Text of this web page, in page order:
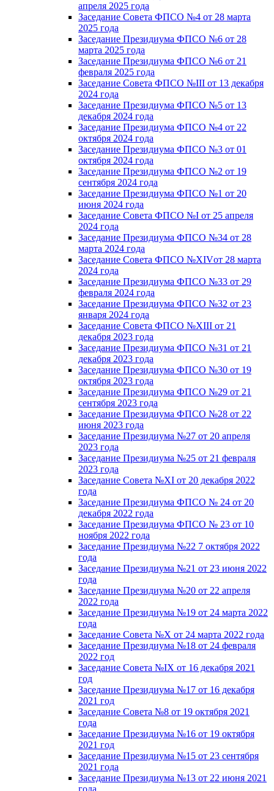
апреля 2025 года
Заседание Совета ФПСО №4 от 28 марта
2025 года
Заседание Президиума ФПСО №6 от 28
марта 2025 года
Заседание Президиума ФПСО №6 от 21
февраля 2025 года
Заседание Совета ФПСО №III от 13 декабря
2024 года
Заседание Президиума ФПСО №5 от 13
декабря 2024 года
Заседание Президиума ФПСО №4 от 22
октября 2024 года
Заседание Президиума ФПСО №3 от 01
октября 2024 года
Заседание Президиума ФПСО №2 от 19
сентября 2024 года
Заседание Президиума ФПСО №1 от 20
июня 2024 года
Заседание Совета ФПСО №I от 25 апреля
2024 года
Заседание Президиума ФПСО №34 от 28
марта 2024 года
Заседание Совета ФПСО №XIVот 28 марта
2024 года
Заседание Президиума ФПСО №33 от 29
февраля 2024 года
Заседание Президиума ФПСО №32 от 23
января 2024 года
Заседание Совета ФПСО №XIII от 21
декабря 2023 года
Заседание Президиума ФПСО №31 от 21
декабря 2023 года
Заседание Президиума ФПСО №30 от 19
октября 2023 года
Заседание Президиума ФПСО №29 от 21
сентября 2023 года
Заседание Президиума ФПСО №28 от 22
июня 2023 года
Заседание Президиума №27 от 20 апреля
2023 года
Заседание Президиума №25 от 21 февраля
2023 года
Заседание Совета №XI от 20 декабря 2022
года
Заседание Президиума ФПСО № 24 от 20
декабря 2022 года
Заседание Президиума ФПСО № 23 от 10
ноября 2022 года
Заседание Президиума №22 7 октября 2022
года
Заседание Президиума №21 от 23 июня 2022
года
Заседание Президиума №20 от 22 апреля
2022 года
Заседание Президиума №19 от 24 марта 2022
года
Заседание Совета №X от 24 марта 2022 года
Заседание Президиума №18 от 24 февраля
2022 год
Заседание Совета №IX от 16 декабря 2021
год
Заседание Президиума №17 от 16 декабря
2021 год
Заседание Совета №8 от 19 октября 2021
года
Заседание Президиума №16 от 19 октября
2021 год
Заседание Президиума №15 от 23 сентября
2021 года
Заседание Президиума №13 от 22 июня 2021
года